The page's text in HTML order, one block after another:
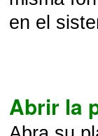
en el
Abrir la